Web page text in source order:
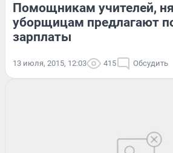
Помощникам учителей,
уборщицам предлагают
зарплаты
13 июля, 2015, 12:03 415 Обсудить